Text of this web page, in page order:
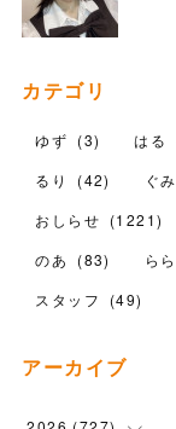
カテゴリ
ゆず (3) はる
るり
(42) ぐみ
おしらせ (1221)
のあ
(83) らら
スタッフ
(49)
アーカイブ